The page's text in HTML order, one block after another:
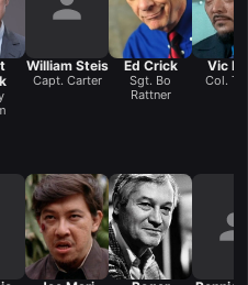
William Steis
Capt. Carter
Ed Crick
Sgt. Bo
Rattner
Vic
Col.